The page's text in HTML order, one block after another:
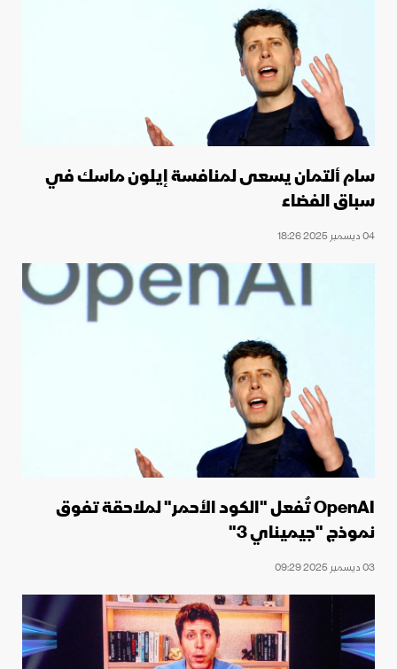
سام ألتمان يسعى لمنافسة إيلون ماسك في
سباق الفضاء
04 ديسمبر 2025 18:26
OpenAI تُفعل "الكود الأحمر" لملاحقة تفوق
نموذج "جيميناي 3"
03 ديسمبر 2025 09:29